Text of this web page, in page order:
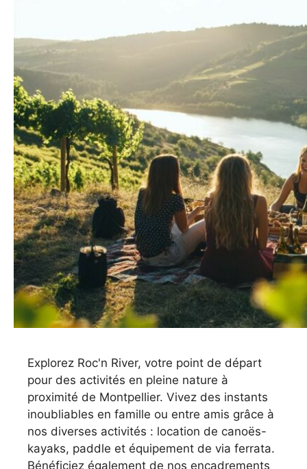
Explorez Roc'n River, votre point de départ
pour des activités en pleine nature à
proximité de Montpellier. Vivez des instants
inoubliables en famille ou entre amis grâce à
nos diverses activités : location de canoës-
kayaks, paddle et équipement de via ferrata.
Bénéficiez également de nos encadrements